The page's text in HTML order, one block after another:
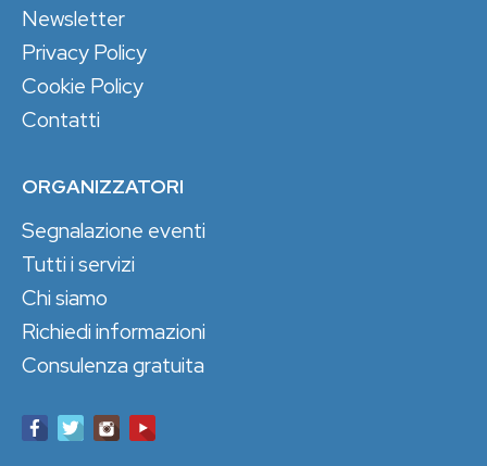
Newsletter
Privacy Policy
Cookie Policy
Contatti
ORGANIZZATORI
Segnalazione eventi
Tutti i servizi
Chi siamo
Richiedi informazioni
Consulenza gratuita